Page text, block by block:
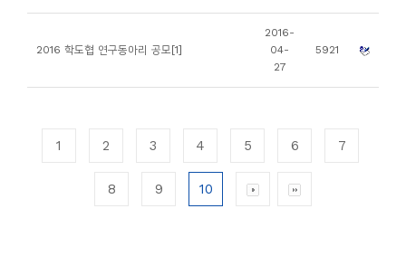
2016 학도협 연구동아리 공모[1]
2016-
04-
27
5921
1 2 3 4 5 6 7
8 9 10